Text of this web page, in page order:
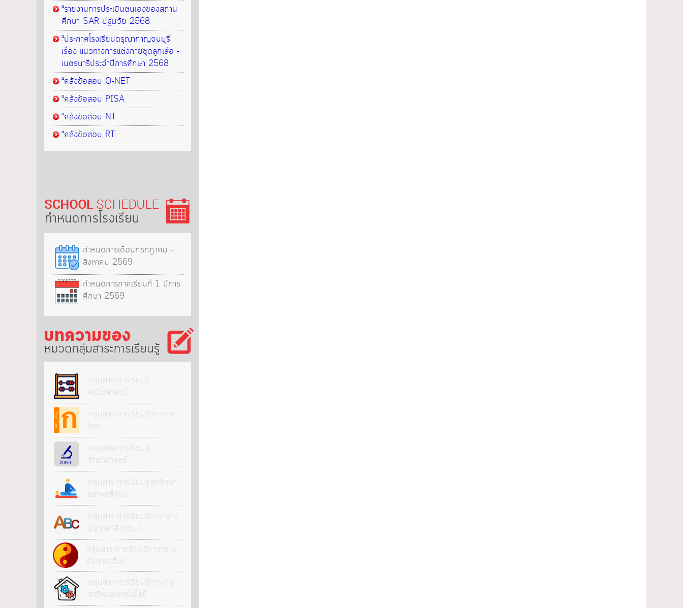
“รายงานการประเมินตนเองของสถาน
ศึกษา SAR ปฐมวัย 2568
“ประกาศโรงเรียนดรุณากาญจนบุรี
เรื่อง แนวทางการแต่งกายชุดลูกเสือ -
เนตรนารีประจำปีการศึกษา 2568
“คลังข้อสอบ O-NET
“คลังข้อสอบ PISA
“คลังข้อสอบ NT
“คลังข้อสอบ RT
กำหนดการโรงเรียน
กำหนดการเดือนกรกฎาคม –
สิงหาคม 2569
กำหนดการภาคเรียนที่ 1 ปีการ
ศึกษา 2569
กลุ่มสาระการเรียนรู้
กลุ่มสาระการเรียนรู้
คณิตศาสตร์
กลุ่มสาระการเรียนรู้วิชาภาษา
ไทย
กลุ่มสาระการเรียนรู้
วิทยาศาสตร์
กลุ่มสาระการเรียนรู้สุขศึกษา
และพลศึกษา
กลุ่มสาระการเรียนรู้ภาษาต่าง
ประเทศ(อังกฤษ)
กลุ่มสาระการเรียนรู้ภาษาต่าง
ประเทศ(จีน)
กลุ่มสาระการเรียนรู้การงาน
อาชีพและเทคโนโลยี